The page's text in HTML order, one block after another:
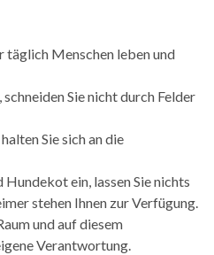
täglich Menschen leben und
Sie nicht durch Felder
Sie sich an die
Hundekot ein, lassen Sie nichts
stehen Ihnen zur Verfügung.
und auf diesem
Verantwortung.